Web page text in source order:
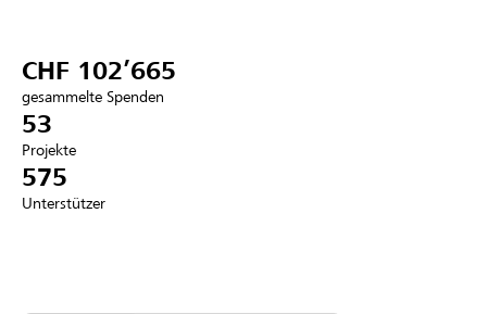
Anmelden
CHF 102’665
gesammelte Spenden
53
Projekte
575
Unterstützer